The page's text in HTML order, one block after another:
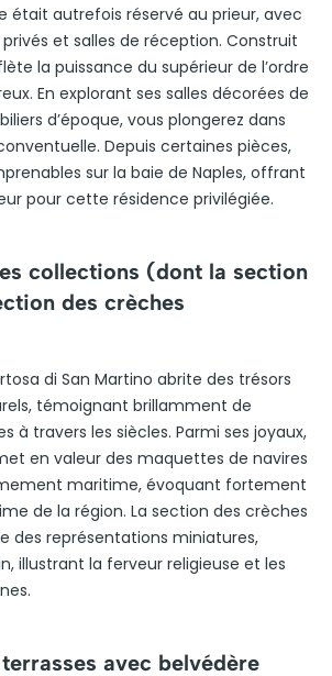
était autrefois réservé au prieur, avec
et salles de réception. Construit
la puissance du supérieur de l’ordre
En explorant ses salles décorées de
d’époque, vous plongerez dans
Depuis certaines pièces,
sur la baie de Naples, offrant
pour cette résidence privilégiée.
collections (dont la section
des crèches
di San Martino abrite des trésors
témoignant brillamment de
à travers les siècles. Parmi ses joyaux,
en valeur des maquettes de navires
maritime, évoquant fortement
de la région. La section des crèches
des représentations miniatures,
illustrant la ferveur religieuse et les
avec belvédère